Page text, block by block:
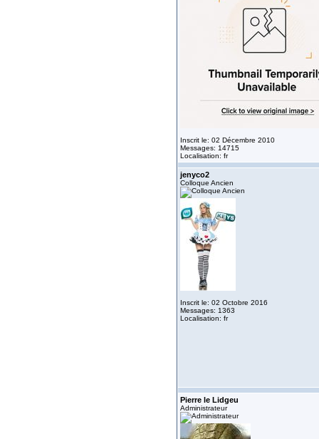
Inscrit le: 02 Décembre 2010
Messages: 14715
Localisation: fr
jenyco2
Colloque Ancien
Inscrit le: 02 Octobre 2016
Messages: 1363
Localisation: fr
Pierre le Lidgeu
Administrateur